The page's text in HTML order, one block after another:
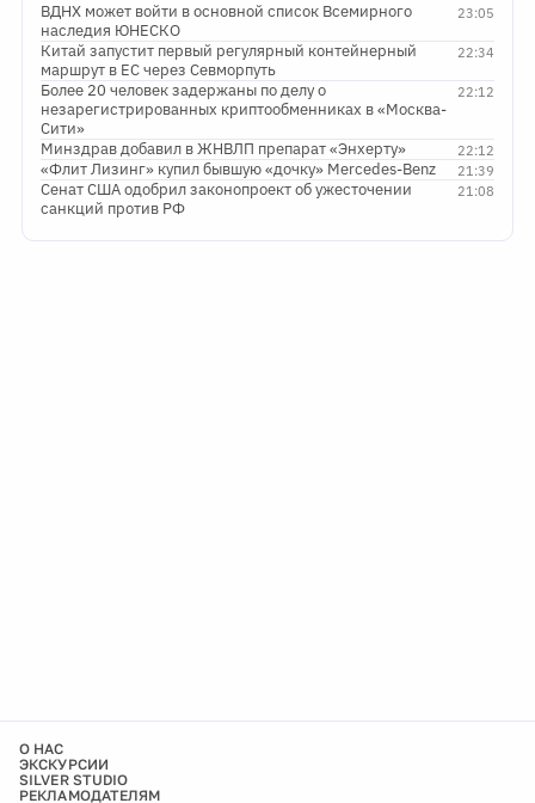
23:05
ВДНХ может войти в основной список Всемирного
наследия ЮНЕСКО
22:34
Китай запустит первый регулярный контейнерный
маршрут в ЕС через Севморпуть
22:12
Более 20 человек задержаны по делу о
незарегистрированных криптообменниках в «Москва-
Сити»
22:12
Минздрав добавил в ЖНВЛП препарат «Энхерту»
21:39
«Флит Лизинг» купил бывшую «дочку» Mercedes-Benz
21:08
Сенат США одобрил законопроект об ужесточении
санкций против РФ
О НАС
ЭКСКУРСИИ
SILVER STUDIO
РЕКЛАМОДАТЕЛЯМ